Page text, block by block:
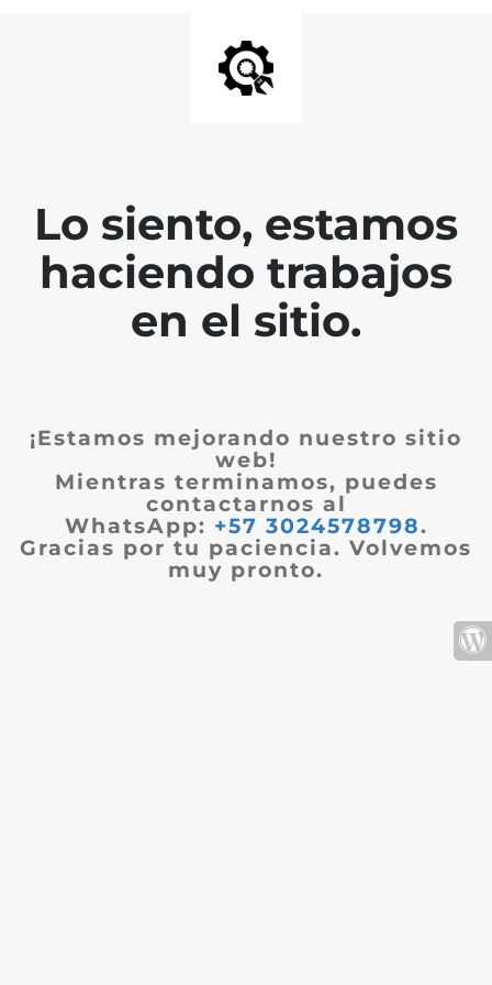
Lo siento, estamos
haciendo trabajos
en el sitio.
¡Estamos mejorando nuestro sitio
web!
Mientras terminamos, puedes
contactarnos al
WhatsApp: +57 3024578798.
Gracias por tu paciencia. Volvemos
muy pronto.